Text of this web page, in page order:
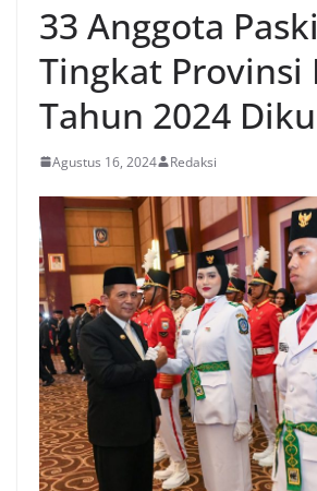
33 Anggota
Tingkat Provinsi
Tahun 2024
Agustus 16, 2024 Redaksi